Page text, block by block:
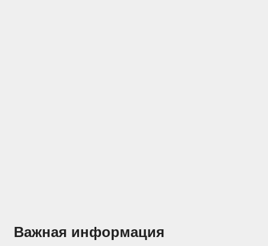
Важная информация